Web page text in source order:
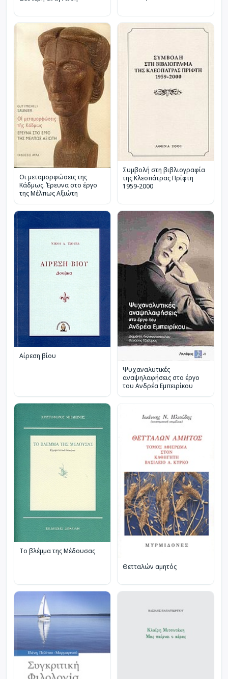
Οι μεταμορφώσεις της
Κάδμως. Έρευνα στο έργο
της Μέλπως Αξιώτη
Συμβολή στη βιβλιογραφία
της Κλεοπάτρας Πρίφτη
1959-2000
Αίρεση βίου
Ψυχαναλυτικές
αναψηλαφήσεις στο έργο
του Ανδρέα Εμπειρίκου
Το βλέμμα της Μέδουσας
Θετταλών αμητός